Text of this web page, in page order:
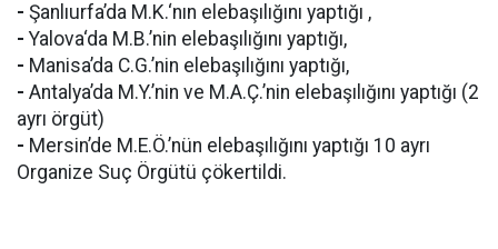
- Şanlıurfa’da M.K.‘nın elebaşılığını yaptığı ,
- Yalova‘da M.B.’nin elebaşılığını yaptığı,
- Manisa’da C.G.’nin elebaşılığını yaptığı,
- Antalya’da M.Y.’nin ve M.A.Ç.’nin elebaşılığını yaptığı (2
ayrı örgüt)
- Mersin’de M.E.Ö.’nün elebaşılığını yaptığı 10 ayrı
Organize Suç Örgütü çökertildi.